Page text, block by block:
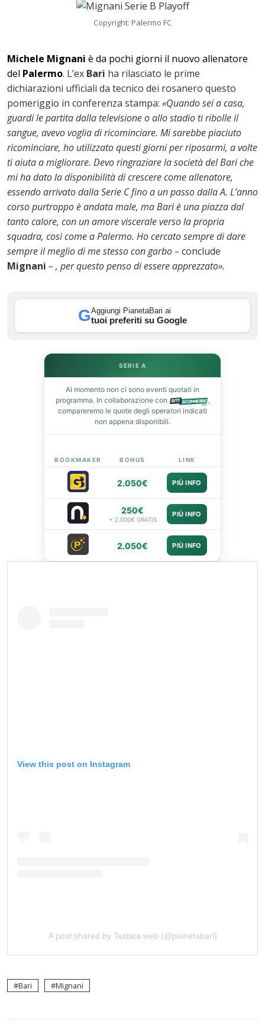
Copyright: Palermo FC
Michele Mignani è da pochi giorni il nuovo allenatore
del Palermo. L’ex Bari ha rilasciato le prime
dichiarazioni ufficiali da tecnico dei rosanero questo
pomeriggio in conferenza stampa: «Quando sei a casa,
guardi le partita dalla televisione o allo stadio ti ribolle il
sangue, avevo voglia di ricominciare. Mi sarebbe piaciuto
ricominciare, ho utilizzato questi giorni per riposarmi, a volte
ti aiuta a migliorare. Devo ringraziare la società del Bari che
mi ha dato la disponibilità di crescere come allenatore,
essendo arrivato dalla Serie C fino a un passo dalla A. L’anno
corso purtroppo è andata male, ma Bari è una piazza dal
tanto calore, con un amore viscerale verso la propria
squadra, così come a Palermo. Ho cercato sempre di dare
sempre il meglio di me stesso con garbo – conclude
Mignani – , per questo penso di essere apprezzato».
GAggiungi PianetaBari ai
tuoi preferiti su Google
SERIE A
Al momento non ci sono eventi quotati in
programma. In collaborazione con
,
compareremo le quote degli operatori indicati
non appena disponibili.
BOOKMAKER BONUS LINK
2.050€ PIÙ INFO
250€
+ 2.000€ GRATIS
PIÙ INFO
2.050€ PIÙ INFO
View this post on Instagram
A post shared by Testata web (@pianetabari)
Bari Mignani